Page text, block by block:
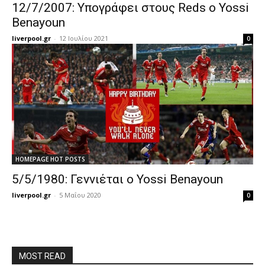
12/7/2007: Υπογράφει στους Reds ο Yossi
Benayoun
liverpool.gr - 12 Ιουλίου 2021 0
HOMEPAGE HOT POSTS
5/5/1980: Γεννιέται ο Yossi Benayoun
liverpool.gr - 5 Μαΐου 2020 0
MOST READ